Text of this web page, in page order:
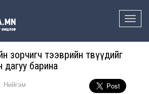
Toggle
зорчигч тээврийн төвүүдийг
дагуу барина
Нийгэм